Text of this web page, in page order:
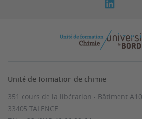
Unité de formation de chimie
351 cours de la libération - Bâtiment A10
33405 TALENCE